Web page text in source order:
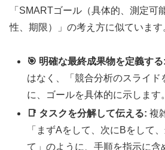
「SMARTゴール（具体的、測定可
性、期限）」の考え方に似ています
🎯 明確な最終成果物を定義する:
はなく、「競合分析のスライド
に、ゴールを具体的に示します。
📑 タスクを分解して伝える: 複
「まずAをして、次にBをして
て」のように、手順を指示に含